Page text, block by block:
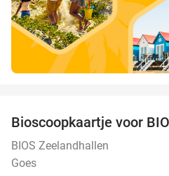
Bioscoopkaartje voor
BIOS Zeelandhallen
Goes